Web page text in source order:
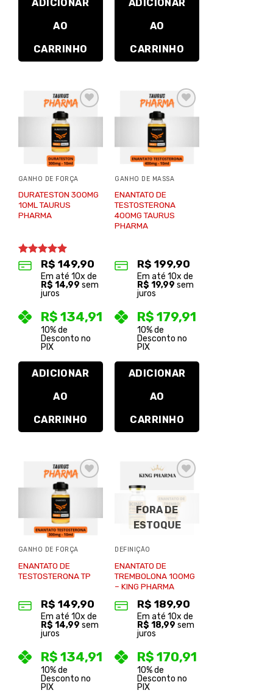
ADICIONAR
AO
CARRINHO
ADICIONAR
AO
CARRINHO
Adicionar
à lista de
GANHO DE FORÇA
DURATESTON 300MG
10ML TAURUS
PHARMA
Avaliação
5.00
de 5
R$ 149,90
Em até 10x de
R$ 14,99 sem
juros
R$ 134,91
10% de
Desconto no
PIX
ADICIONAR
AO
CARRINHO
Adicionar
à lista de
GANHO DE MASSA
ENANTATO DE
TESTOSTERONA
400MG TAURUS
PHARMA
R$ 199,90
Em até10x de
R$ 19,99 sem
juros
R$ 179,91
10% de
Desconto no
PIX
ADICIONAR
AO
CARRINHO
Adicionar
à lista de
GANHO DE FORÇA
ENANTATO DE
TESTOSTERONA TP
R$ 149,90
Em até 10x de
R$ 14,99 sem
juros
R$ 134,91
10% de
Desconto no
PIX
à lista de
desejos
FORA DE
ESTOQUE
DEFINIÇÃO
ENANTATO DE
TREMBOLONA 100MG
– KING PHARMA
R$ 189,90
Em até10x de
R$ 18,99 sem
juros
R$ 170,91
10% de
Desconto no
PIX